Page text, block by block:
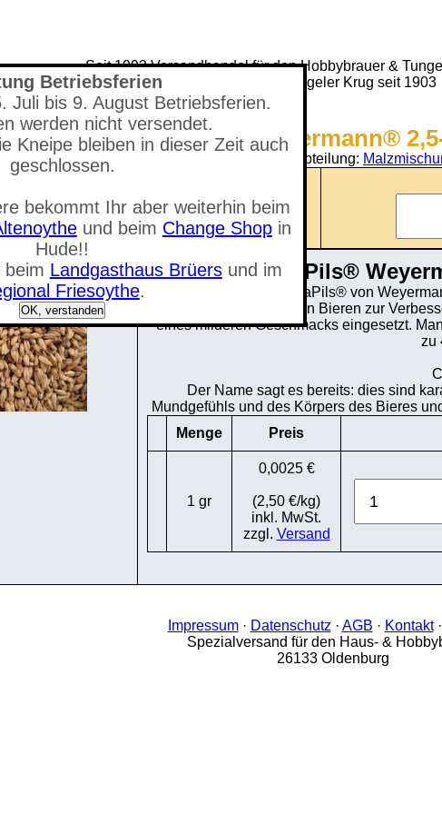
Betriebsferien
Juli bis 9. August Betriebsferien.
werden nicht versendet.
Kneipe bleiben in dieser Zeit auch
geschlossen.
bekommt Ihr aber weiterhin beim
und beim Change Shopin
Hude!!
beim Landgasthaus Brüersund im
Friesoythe.
OK, verstanden
Seit 1993 Versandhandel für den Hobbybrauer &
(Neuer) Tungeler Krug seit 1903
Shop - CaraPils® Weyermann®
Sie befinden sich in der Abteilung:
Anzahl der Artikel: 0
Gesamtwert: 0,00 €
"CaraPils®
CaraPils® von
Wird häufig bei leichteren Bieren zur
eines milderen Geschmacks eingesetzt.
zu
Der Name sagt es bereits: dies sind
Mundgefühls und des Körpers des Bieres
Menge
Preis
1 gr
0,0025 €
(2,50 €/kg)
inkl. MwSt.
zzgl. Versand
Impressum· Datenschutz · AGB · Kontakt·
Spezialversand für den Haus- &
26133 Oldenburg